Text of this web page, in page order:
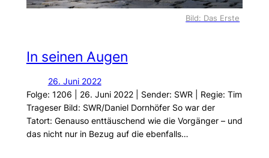
Bild: Das Erste
In seinen Augen
26. Juni 2022
Folge: 1206 | 26. Juni 2022 | Sender: SWR | Regie: Tim
Trageser Bild: SWR/Daniel Dornhöfer So war der
Tatort: Genauso enttäuschend wie die Vorgänger – und
das nicht nur in Bezug auf die ebenfalls…